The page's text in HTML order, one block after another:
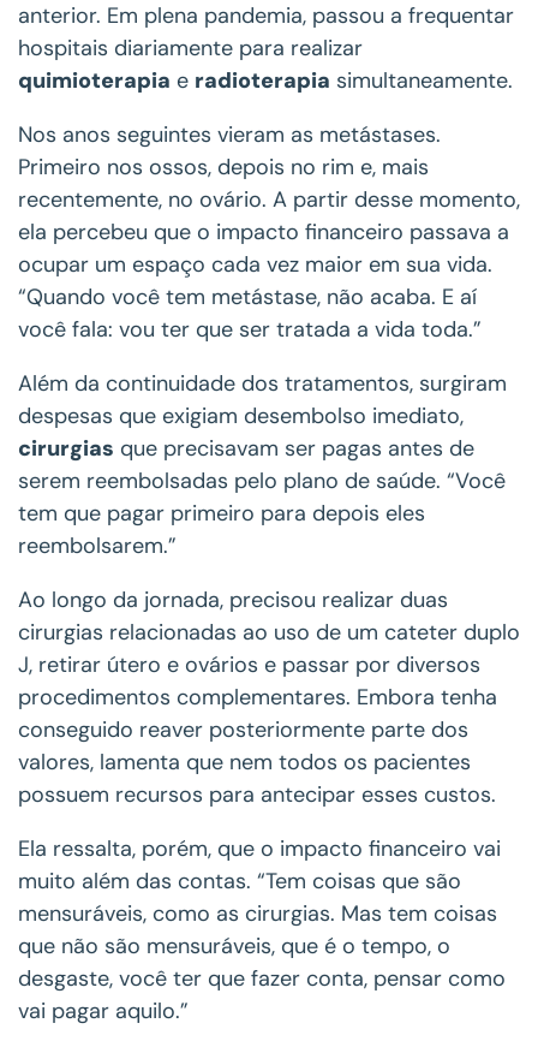
anterior. Em plena pandemia, passou a frequentar
hospitais diariamente para realizar
quimioterapia e radioterapia simultaneamente.
Nos anos seguintes vieram as metástases.
Primeiro nos ossos, depois no rim e, mais
recentemente, no ovário. A partir desse momento,
ela percebeu que o impacto financeiro passava a
ocupar um espaço cada vez maior em sua vida.
“Quando você tem metástase, não acaba. E aí
você fala: vou ter que ser tratada a vida toda.”
Além da continuidade dos tratamentos, surgiram
despesas que exigiam desembolso imediato,
cirurgias que precisavam ser pagas antes de
serem reembolsadas pelo plano de saúde. “Você
tem que pagar primeiro para depois eles
reembolsarem.”
Ao longo da jornada, precisou realizar duas
cirurgias relacionadas ao uso de um cateter duplo
J, retirar útero e ovários e passar por diversos
procedimentos complementares. Embora tenha
conseguido reaver posteriormente parte dos
valores, lamenta que nem todos os pacientes
possuem recursos para antecipar esses custos.
Ela ressalta, porém, que o impacto financeiro vai
muito além das contas. “Tem coisas que são
mensuráveis, como as cirurgias. Mas tem coisas
que não são mensuráveis, que é o tempo, o
desgaste, você ter que fazer conta, pensar como
vai pagar aquilo.”